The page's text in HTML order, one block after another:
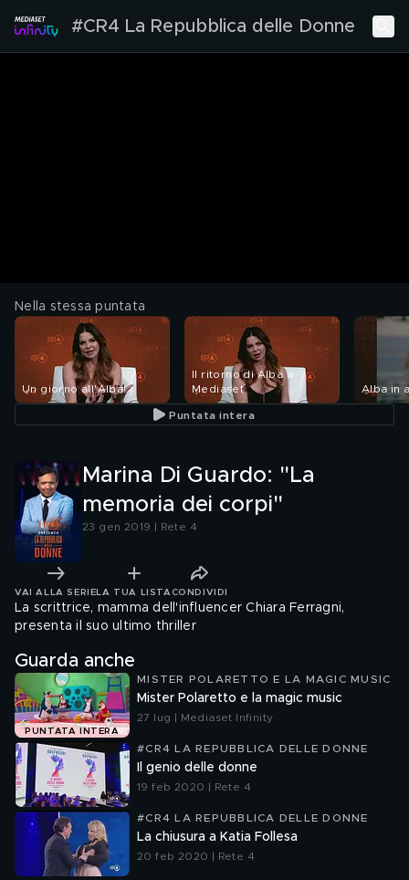
#CR4 La Repubblica delle Donne
Nella stessa puntata
Un giorno all'Alba!
Il ritorno di Alba a
Mediaset
Alba in
Puntata intera
Marina Di Guardo: "La
memoria dei corpi"
23 gen 2019 | Rete 4
VAI ALLA SERIE LA TUA LISTA CONDIVIDI
La scrittrice, mamma dell'influencer Chiara Ferragni,
presenta il suo ultimo thriller
Guarda anche
PUNTATA INTERA
MISTER POLARETTO E LA MAGIC MUSIC
Mister Polaretto e la magic music
27 lug | Mediaset Infinity
#CR4 LA REPUBBLICA DELLE DONNE
Il genio delle donne
19 feb 2020 | Rete 4
#CR4 LA REPUBBLICA DELLE DONNE
La chiusura a Katia Follesa
20 feb 2020 | Rete 4